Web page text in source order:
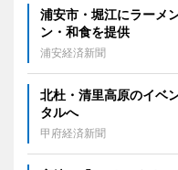
浦安市・堀江にラーメ
ン・和食を提供
浦安経済新聞
北杜・清里高原のイベ
タルへ
甲府経済新聞